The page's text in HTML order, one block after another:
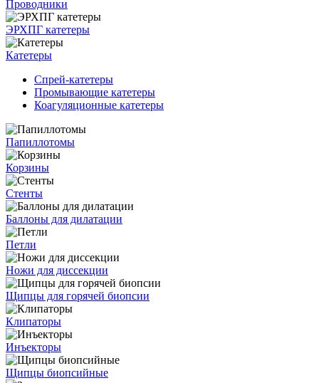
Проводники
ЭРХПГ катетеры
Катетеры
Спрей-катетеры
Промывающие катетеры
Коагуляционные катетеры
Папиллотомы
Корзины
Стенты
Баллоны для дилатации
Петли
Ножи для диссекции
Щипцы для горячей биопсии
Клипаторы
Инъекторы
Щипцы биопсийные